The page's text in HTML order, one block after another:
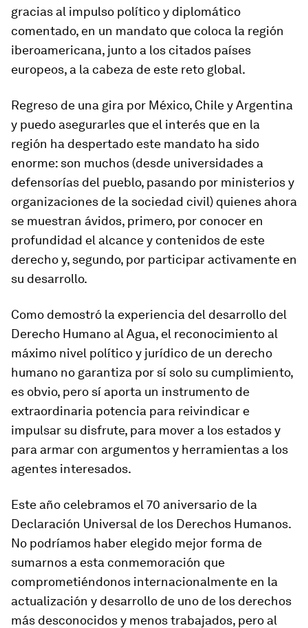
gracias al impulso político y diplomático
comentado, en un mandato que coloca la región
iberoamericana, junto a los citados países
europeos, a la cabeza de este reto global.
Regreso de una gira por México, Chile y Argentina
y puedo asegurarles que el interés que en la
región ha despertado este mandato ha sido
enorme: son muchos (desde universidades a
defensorías del pueblo, pasando por ministerios y
organizaciones de la sociedad civil) quienes ahora
se muestran ávidos, primero, por conocer en
profundidad el alcance y contenidos de este
derecho y, segundo, por participar activamente en
su desarrollo.
Como demostró la experiencia del desarrollo del
Derecho Humano al Agua, el reconocimiento al
máximo nivel político y jurídico de un derecho
humano no garantiza por sí solo su cumplimiento,
es obvio, pero sí aporta un instrumento de
extraordinaria potencia para reivindicar e
impulsar su disfrute, para mover a los estados y
para armar con argumentos y herramientas a los
agentes interesados.
Este año celebramos el 70 aniversario de la
Declaración Universal de los Derechos Humanos.
No podríamos haber elegido mejor forma de
sumarnos a esta conmemoración que
comprometiéndonos internacionalmente en la
actualización y desarrollo de uno de los derechos
más desconocidos y menos trabajados, pero al